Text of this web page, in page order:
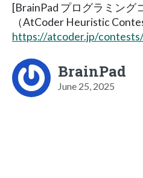
[BrainPad プログラミング
（AtCoder Heuristic
https://atcoder.jp/
BrainPad
June 25, 2025